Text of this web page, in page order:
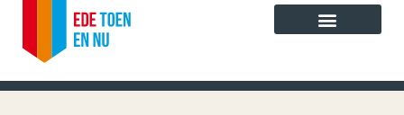
Cultura Erfgoed